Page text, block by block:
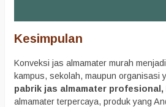
Kesimpulan
Konveksi jas almamater murah
kampus, sekolah, maupun organisasi
pabrik jas almamater profesional,
almamater terpercaya, produk yang